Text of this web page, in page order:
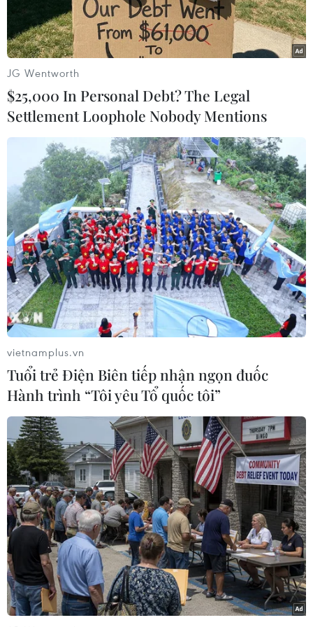
Ảnh minh họa. (Nguồn: TTXVN)
Do thời tiết rét đậm rét hại và kèm theo mưa
kéo dài đã gây rất nhiều khó khăn cho việc canh
tác nông nghiệp tại các huyện ngoại thành Thủ
đô Hà Nội.
Nhiều diện tích rau màu đã bị thiệt hại do cây
trồng không thể sinh trưởng hoặc sinh trưởng
rất chậm trong thời tiết giá rét. Đó là nguyên
nhân khiến giá rau xanh tăng mạnh đột biến,
thậm chí tăng lên gấp từ 2-3 lần so với mấy hôm
trước.
Qua khảo sát tại các chợ truyền thống như Chợ
Hôm Đức Viên, Mùng 8/3, Trại Găng, Kim Liên,
Nguyễn Công Trứ, Thành Công, Hàng Bè... thấy
giá các loại rau xanh, củ quả đều tăng giá mạnh.
Cụ thể như cải thảo từ 8.000 đồng/kg lên 14.000
đồng, cải canh từ 5.000 đồng/mớ lên 8.000
đồng/mớ, xà lách 12.000 đồng/kg lên 25.000
đồng/kg, rau ngót 6.000 đồng/mớ lên 10.000
đồng/mớ, rau cần 6.000 đồng/mớ lên 9.000
đồng/mớ, bí xanh 12.000 đồng/kg lên 25.000
JG Wentworth
$25,000 In Personal Debt? The Legal
Settlement Loophole Nobody Mentions
vietnamplus.vn
Tuổi trẻ Điện Biên tiếp nhận ngọn đuốc
Hành trình “Tôi yêu Tổ quốc tôi”